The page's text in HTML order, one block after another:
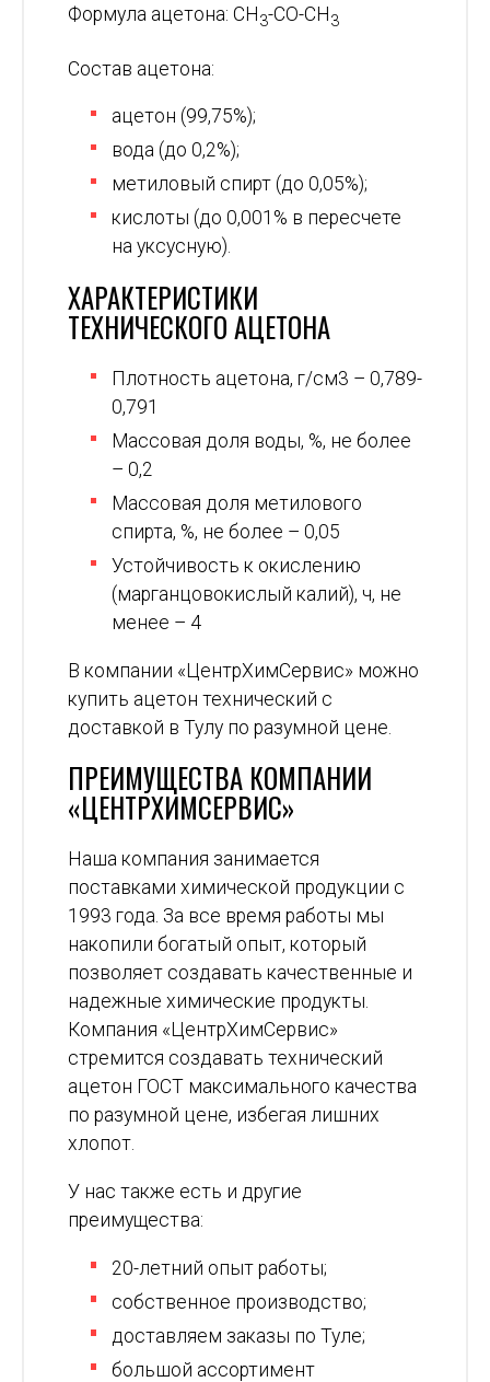
Формула ацетона: CH 3-CO-CH 3
Состав ацетона:
ацетон (99,75%);
вода (до 0,2%);
метиловый спирт (до 0,05%);
кислоты (до 0,001% в пересчете
на уксусную).
ХАРАКТЕРИСТИКИ
ТЕХНИЧЕСКОГО АЦЕТОНА
Плотность ацетона, г/см3 – 0,789-
0,791
Массовая доля воды, %, не более
– 0,2
Массовая доля метилового
спирта, %, не более – 0,05
Устойчивость к окислению
(марганцовокислый калий), ч, не
менее – 4
В компании «ЦентрХимСервис» можно
купить ацетон технический с
доставкой в Тулу по разумной цене.
ПРЕИМУЩЕСТВА КОМПАНИИ
«ЦЕНТРХИМСЕРВИС»
Наша компания занимается
поставками химической продукции с
1993 года. За все время работы мы
накопили богатый опыт, который
позволяет создавать качественные и
надежные химические продукты.
Компания «ЦентрХимСервис»
стремится создавать технический
ацетон ГОСТ максимального качества
по разумной цене, избегая лишних
хлопот.
У нас также есть и другие
преимущества:
20-летний опыт работы;
собственное производство;
доставляем заказы по Туле;
большой ассортимент